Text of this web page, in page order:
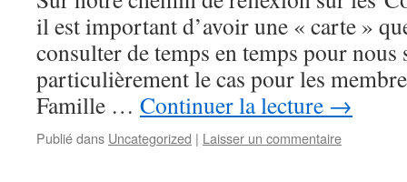
il est important d’avoir une « carte »
consulter de temps en temps pour nous
particulièrement le cas pour les
Famille … Continuer la lecture →
Publié dans Uncategorized | Laisser un commentaire